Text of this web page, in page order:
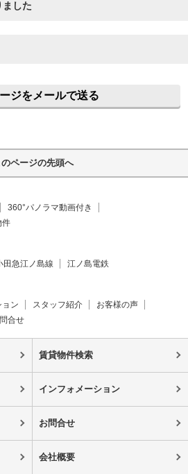
ました
ジをメールで送る
のページの先頭へ
360°パノラマ動画付き
件
田急江ノ島線 江ノ島電鉄
ョン スタッフ紹介
お客様の声
合せ
賃貸物件検索
インフォメーション
お問合せ
会社概要